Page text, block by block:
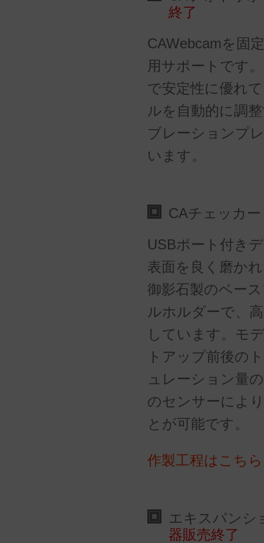
終了
CAWebcamを固
用サポートです
で安定性に優れ
ルを自動的に調
ブレーションプ
います。
CAチェッカ
USBポート付き
表面を良く磨か
御影石製のベー
ルホルダーで、
しています。モ
トアップ前後の
ュレーション量
のセンサーによ
とが可能です。
作製工程はこちら
エキスパン
器販売終了